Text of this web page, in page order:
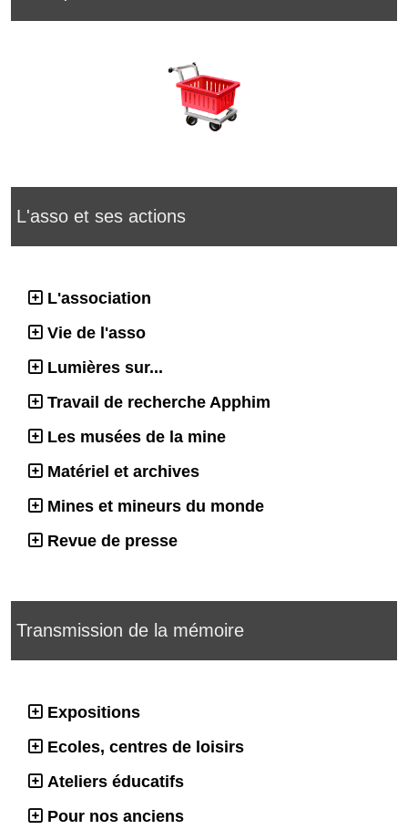
L'asso et ses actions
L'association
Vie de l'asso
Lumières sur...
Travail de recherche Apphim
Les musées de la mine
Matériel et archives
Mines et mineurs du monde
Revue de presse
Transmission de la mémoire
Expositions
Ecoles, centres de loisirs
Ateliers éducatifs
Pour nos anciens